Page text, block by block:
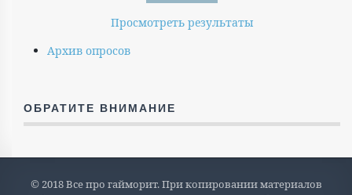
Просмотреть результаты
Архив опросов
ОБРАТИТЕ ВНИМАНИЕ
© 2018 Все про гайморит. При копировании материалов